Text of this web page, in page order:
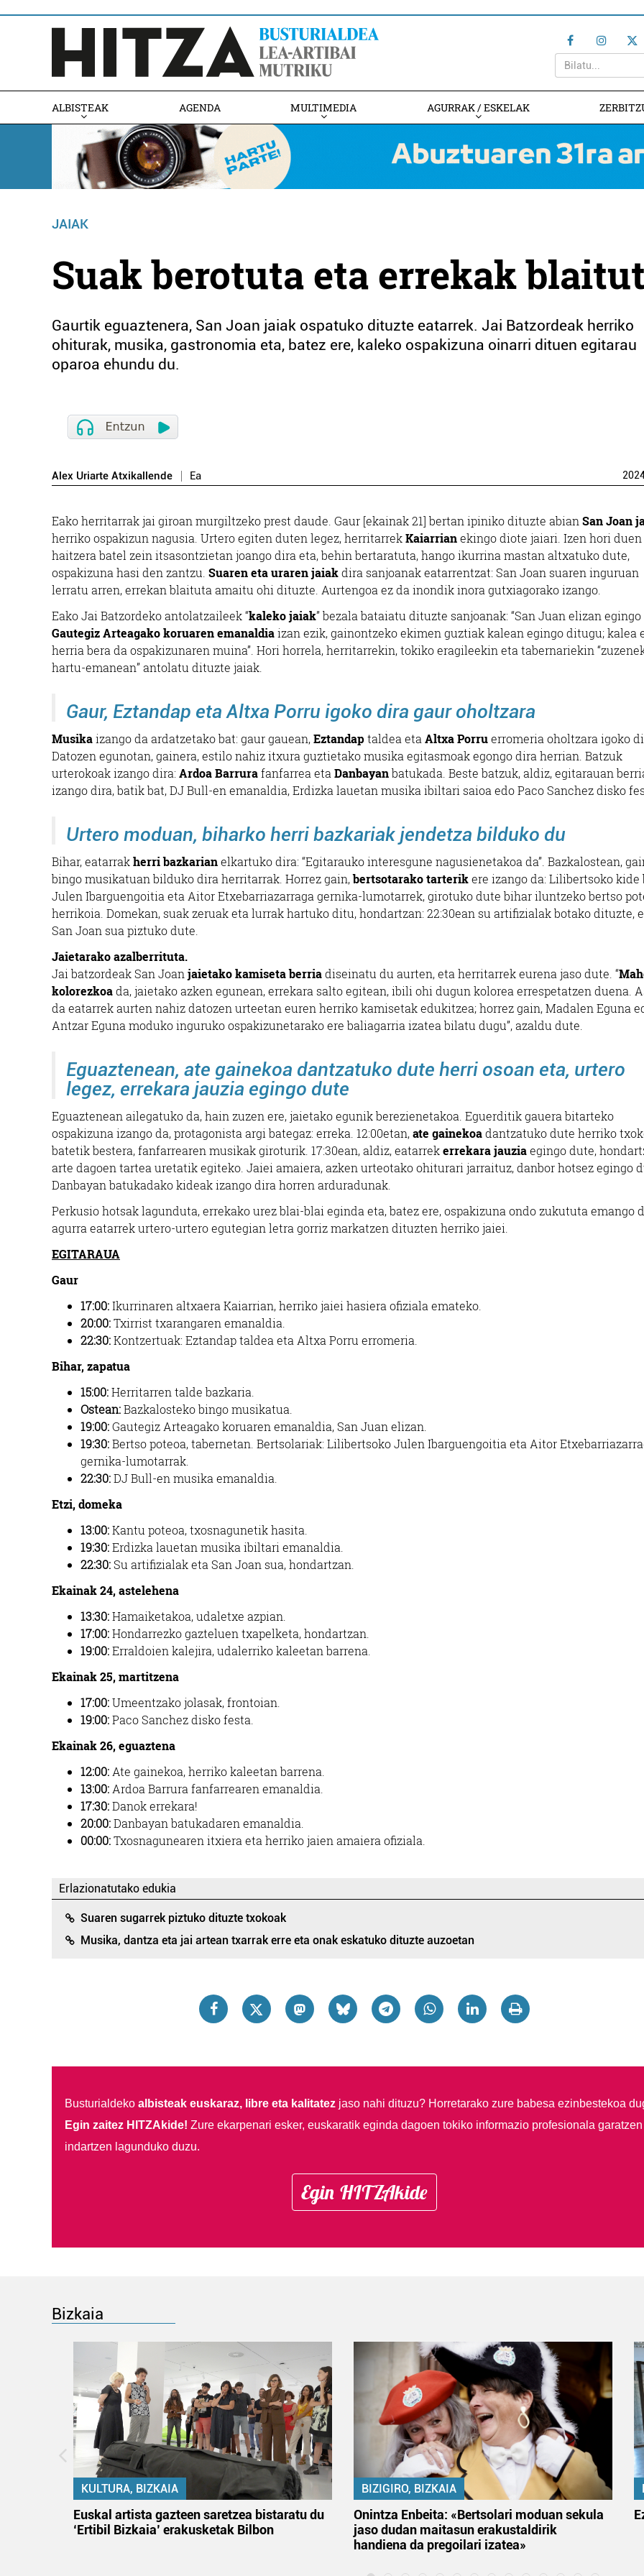
ALBISTEAK AGENDA MULTIMEDIA AGURRAK / ESKELAK
JAIAK
Suak berotuta eta errekak
Gaurtik eguaztenera, San Joan jaiak ospatuko dituzte eatarrek. Jai Batzordeak herriko
ohiturak, musika, gastronomia eta, batez ere, kaleko ospakizuna oinarri dituen egitarau
oparoa ehundu du.
Alex Uriarte Atxikallende Ea
Eako herritarrak jai giroan murgiltzeko prest daude. Gaur [ekainak 21] bertan ipiniko dituzte abian San Joan
herriko ospakizun nagusia. Urtero egiten duten legez, herritarrekKaiarrianekingo diote jaiari. Izen hori duen
haitzera batel zein itsasontzietan joango dira eta, behin bertaratuta, hango ikurrina mastan altxatuko dute,
ospakizuna hasi den zantzu. Suaren eta uraren jaiakdira sanjoanak eatarrentzat: San Joan suaren inguruan
lerratu arren, errekan blaituta amaitu ohi dituzte. Aurtengoa ez da inondik inora gutxiagorako izango.
Eako Jai Batzordeko antolatzaileek “kaleko jaiak” bezala bataiatu dituzte sanjoanak: “San Juan elizan
Gautegiz Arteagako koruaren emanaldiaizan ezik, gainontzeko ekimen guztiak kalean egingo ditugu; kalea
herria bera da ospakizunaren muina”. Hori horrela, herritarrekin, tokiko eragileekin eta tabernariekin
hartu-emanean” antolatu dituzte jaiak.
Gaur, Eztandap eta Altxa Porru igoko dira gaur oholtzara
Musikaizango da ardatzetako bat: gaur gauean,Eztandaptaldea eta Altxa Porruerromeria oholtzara igoko
Datozen egunotan, gainera, estilo nahiz itxura guztietako musika egitasmoak egongo dira herrian. Batzuk
urterokoak izango dira: Ardoa Barrurafanfarrea eta Danbayanbatukada. Beste batzuk, aldiz, egitarauan
izango dira, batik bat, DJ Bull-en emanaldia, Erdizka lauetan musika ibiltari saioa edo Paco Sanchez disko
Urtero moduan, biharko herri bazkariak jendetza bilduko du
Bihar, eatarrakherri bazkarianelkartuko dira: “Egitarauko interesgune nagusienetakoa da”. Bazkalostean,
bingo musikatuan bilduko dira herritarrak. Horrez gain,bertsotarako tarterikere izango da: Lilibertsoko kide
Julen Ibarguengoitia eta Aitor Etxebarriazarraga gernika-lumotarrek, girotuko dute bihar iluntzeko bertso
herrikoia. Domekan, suak zeruak eta lurrak hartuko ditu, hondartzan: 22:30ean su artifizialak botako dituzte,
San Joan sua piztuko dute.
Jaietarako azalberrituta.
Jai batzordeak San Joan jaietako kamiseta berriadiseinatu du aurten, eta herritarrek eurena jaso dute. “
kolorezkoada, jaietako azken egunean, errekara salto egitean, ibili ohi dugun kolorea errespetatzen duena.
da eatarrek aurten nahiz datozen urteetan euren herriko kamisetak edukitzea; horrez gain, Madalen Eguna
Antzar Eguna moduko inguruko ospakizunetarako ere baliagarria izatea bilatu dugu”, azaldu dute.
Eguaztenean, ate gainekoa dantzatuko dute herri osoan eta, urtero
legez, errekara jauzia egingo dute
Eguaztenean ailegatuko da, hain zuzen ere, jaietako egunik berezienetakoa. Eguerditik gauera bitarteko
ospakizuna izango da, protagonista argi bategaz: erreka. 12:00etan,ate gainekoadantzatuko dute herriko
batetik bestera, fanfarrearen musikak giroturik. 17:30ean, aldiz, eatarrekerrekara jauziaegingo dute,
arte dagoen tartea uretatik egiteko. Jaiei amaiera, azken urteotako ohiturari jarraituz, danbor hotsez egingo
Danbayan batukadako kideak izango dira horren arduradunak.
Perkusio hotsak lagunduta, errekako urez blai-blai eginda eta, batez ere, ospakizuna ondo zukututa emango
agurra eatarrek urtero-urtero egutegian letra gorriz markatzen dituzten herriko jaiei.
EGITARAUA
Gaur
17:00:Ikurrinaren altxaera Kaiarrian, herriko jaiei hasiera ofiziala emateko.
20:00:Txirrist txarangaren emanaldia.
22:30:Kontzertuak: Eztandap taldea eta Altxa Porru erromeria.
Bihar, zapatua
15:00:Herritarren talde bazkaria.
Ostean:Bazkalosteko bingo musikatua.
19:00:Gautegiz Arteagako koruaren emanaldia, San Juan elizan.
19:30:Bertso poteoa, tabernetan. Bertsolariak: Lilibertsoko Julen Ibarguengoitia eta Aitor
gernika-lumotarrak.
22:30:DJ Bull-en musika emanaldia.
Etzi, domeka
13:00:Kantu poteoa,txosnagunetik hasita.
19:30:Erdizka lauetan musika ibiltari emanaldia.
22:30:Su artifizialak eta San Joan sua, hondartzan.
Ekainak 24, astelehena
13:30:Hamaiketakoa,udaletxe azpian.
17:00:Hondarrezko gazteluen txapelketa, hondartzan.
19:00:Erraldoien kalejira, udalerriko kaleetan barrena.
Ekainak 25, martitzena
17:00:Umeentzako jolasak, frontoian.
19:00:Paco Sanchez disko festa.
Ekainak 26, eguaztena
12:00: Ate gainekoa, herriko kaleetan barrena.
13:00: Ardoa Barrura fanfarrearen emanaldia.
17:30:Danok errekara!
20:00:Danbayan batukadaren emanaldia.
00:00:Txosnagunearen itxiera eta herriko jaien amaiera ofiziala.
Erlazionatutako edukia
Suaren sugarrek piztuko dituzte txokoak
Musika, dantza eta jai artean txarrak erre eta onak eskatuko dituzte auzoetan
Busturialdeko albisteak euskaraz, libre eta kalitatezjaso nahi dituzu? Horretarako zure babesa ezinbestekoa
Egin zaitez HITZAkide! Zure ekarpenari esker, euskaratik eginda dagoen tokiko informazio profesionala
indartzen lagunduko duzu.
Egin HITZAkide
Bizkaia
KULTURA, BIZKAIA
Euskal artista gazteen saretzea bistaratu du
‘Ertibil Bizkaia’ erakusketak Bilbon
BIZIGIRO, BIZKAIA
Onintza Enbeita: «Bertsolari moduan sekula
jaso dudan maitasun erakustaldirik
handiena da pregoilari izatea»